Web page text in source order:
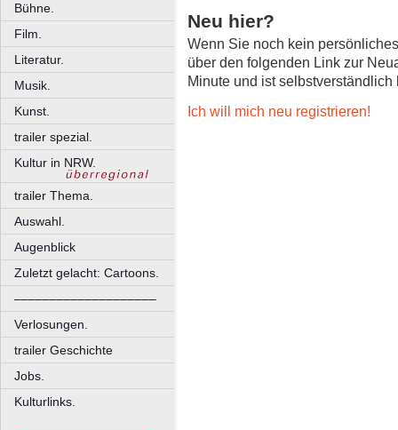
Bühne.
Film.
Literatur.
Musik.
Kunst.
trailer spezial.
Kultur in NRW.
trailer Thema.
Auswahl.
Augenblick
Zuletzt gelacht: Cartoons.
––––––––––––––––––––
Verlosungen.
trailer Geschichte
Jobs.
Kulturlinks.
Neu hier?
Wenn Sie noch kein
über den folgenden Link zur
Minute und ist selbstverständlich
Ich will mich neu registrieren!